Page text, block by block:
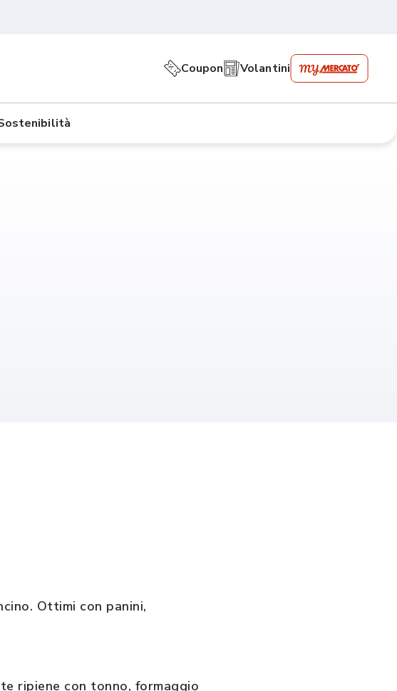
Coupon Volantini
Ottimi con panini,
ripiene con tonno, formaggio